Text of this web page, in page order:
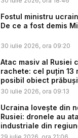
Fostul ministru
De ce a fost demis
30 iulie 2026, ora 09:20
Atac masiv al Rusiei
rachete: cel puțin 13
posibil obiect
Poloniei...
30 iulie 2026, ora 09:13
Ucraina lovește din
Rusiei: dronele au
industriale din
...